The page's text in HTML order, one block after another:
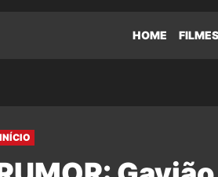
HOME FILMES
INÍCIO